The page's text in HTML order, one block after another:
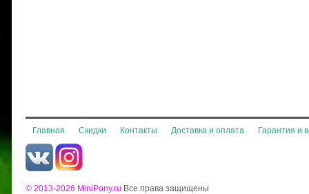
Главная Скидки Контакты Доставка и оплата Гарантия и
© 2013-2026 MiniPony.ru Все права защищены